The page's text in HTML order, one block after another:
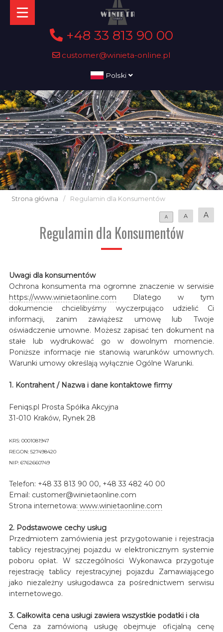
+48 33 813 90 00
customer@winieta-online.pl
Polski
Strona główna / Regulamin dla Konsumentów
A A A
Regulamin dla Konsumentów
Uwagi dla konsumentów
Ochrona konsumenta ma ogromne znaczenie w serwisie
https://www.winietaonline.com Dlatego w tym
dokumencie chcielibyśmy wyczerpująco udzielić Ci
informacji, zanim zawiążesz umowę lub Twoje
oświadczenie umowne. Możesz zapisać ten dokument na
stałe lub wydrukować go w dowolnym momencie.
Poniższe informacje nie stanowią warunków umownych.
Warunki umowy określają wyłącznie Ogólne Warunki.
1. Kontrahent / Nazwa i dane kontaktowe firmy
Feniqs.pl Prosta Spółka Akcyjna
31-010 Kraków, Rynek 28
KRS: 0001081947
REGON: 527498420
NIP: 6762660749
Telefon: +48 33 813 90 00, +48 33 482 40 00
Email: customer@winietaonline.com
Strona internetowa: www.winietaonline.com
2. Podstawowe cechy usług
Przedmiotem zamówienia jest przygotowanie i rejestracja
tablicy rejestracyjnej pojazdu w elektronicznym systemie
poboru opłat. W szczególności Wykonawca przygotuje
rejestrację tablicy rejestracyjnej pojazdu Zamawiającego
jako niezależny usługodawca za pośrednictwem serwisu
internetowego.
3. Całkowita cena usługi zawiera wszystkie podatki i cła
Cena za zamówioną usługę obejmuje oficjalną cenę